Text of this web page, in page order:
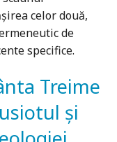
celor două,
de
specifice.
Treime
şi